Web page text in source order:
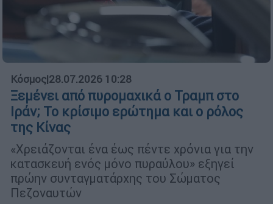
Κόσμος|28.07.2026 10:28
Ξεμένει από πυρομαχικά ο Τραμπ στο
Ιράν; Το κρίσιμο ερώτημα και ο ρόλος
της Κίνας
«Χρειάζονται ένα έως πέντε χρόνια για την
κατασκευή ενός μόνο πυραύλου» εξηγεί
πρώην συνταγματάρχης του Σώματος
Πεζοναυτών